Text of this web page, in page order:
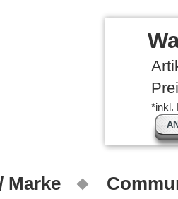
*inkl.
Marke